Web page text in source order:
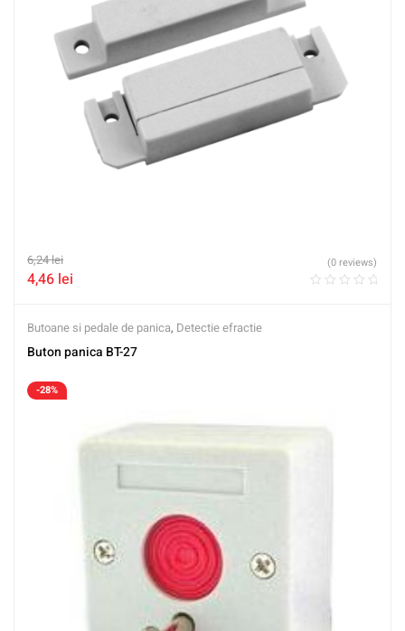
6,24lei
4,46 lei
(0 reviews)
Butoane si pedale de panica, Detectie efractie
Buton panica BT-27
-28%